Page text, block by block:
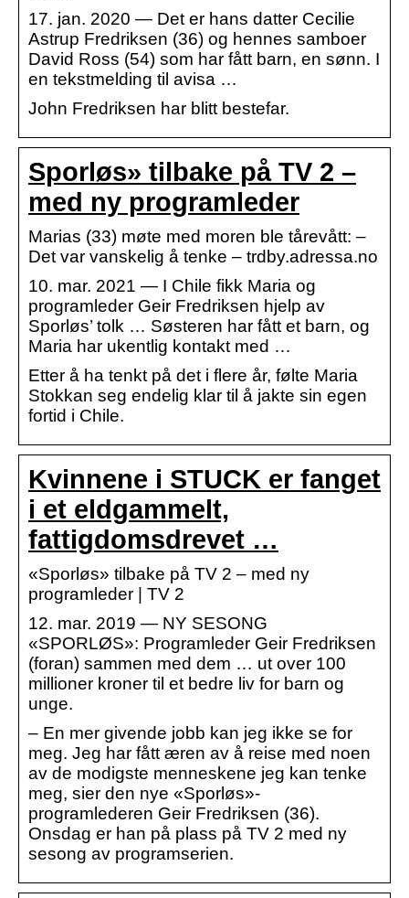
17. jan. 2020 — Det er hans datter Cecilie
Astrup Fredriksen (36) og hennes samboer
David Ross (54) som har fått barn, en sønn. I
en tekstmelding til avisa …
John Fredriksen har blitt bestefar.
Sporløs» tilbake på TV 2 –
med ny programleder
Marias (33) møte med moren ble tårevått: –
Det var vanskelig å tenke – trdby.adressa.no
10. mar. 2021 — I Chile fikk Maria og
programleder Geir Fredriksen hjelp av
Sporløs’ tolk … Søsteren har fått et barn, og
Maria har ukentlig kontakt med …
Etter å ha tenkt på det i flere år, følte Maria
Stokkan seg endelig klar til å jakte sin egen
fortid i Chile.
Kvinnene i STUCK er fanget
i et eldgammelt,
fattigdomsdrevet …
«Sporløs» tilbake på TV 2 – med ny
programleder | TV 2
12. mar. 2019 — NY SESONG
«SPORLØS»: Programleder Geir Fredriksen
(foran) sammen med dem … ut over 100
millioner kroner til et bedre liv for barn og
unge.
– En mer givende jobb kan jeg ikke se for
meg. Jeg har fått æren av å reise med noen
av de modigste menneskene jeg kan tenke
meg, sier den nye «Sporløs»-
programlederen Geir Fredriksen (36).
Onsdag er han på plass på TV 2 med ny
sesong av programserien.